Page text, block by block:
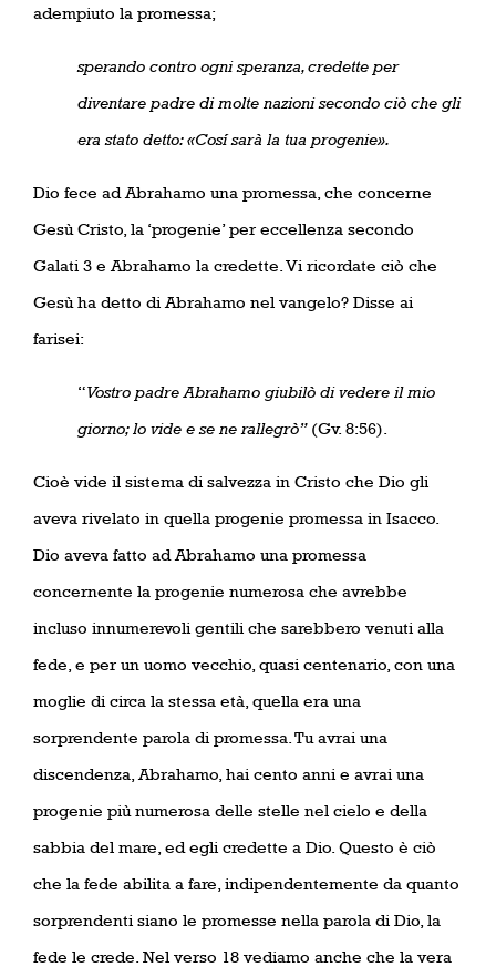
adempiuto la promessa;
sperando contro ogni speranza, credette per
diventare padre di molte nazioni secondo ciò che gli
era stato detto: «Cosí sarà la tua progenie».
Dio fece ad Abrahamo una promessa, che concerne
Gesù Cristo, la ‘progenie’ per eccellenza secondo
Galati 3 e Abrahamo la credette. Vi ricordate ciò che
Gesù ha detto di Abrahamo nel vangelo? Disse ai
farisei:
“Vostro padre Abrahamo giubilò di vedere il mio
giorno; lo vide e se ne rallegrò”(Gv. 8:56).
Cioè vide il sistema di salvezza in Cristo che Dio gli
aveva rivelato in quella progenie promessa in Isacco.
Dio aveva fatto ad Abrahamo una promessa
concernente la progenie numerosa che avrebbe
incluso innumerevoli gentili che sarebbero venuti alla
fede, e per un uomo vecchio, quasi centenario, con una
moglie di circa la stessa età, quella era una
sorprendente parola di promessa. Tu avrai una
discendenza, Abrahamo, hai cento anni e avrai una
progenie più numerosa delle stelle nel cielo e della
sabbia del mare, ed egli credette a Dio. Questo è ciò
che la fede abilita a fare, indipendentemente da quanto
sorprendenti siano le promesse nella parola di Dio, la
fede le crede. Nel verso 18 vediamo anche che la vera